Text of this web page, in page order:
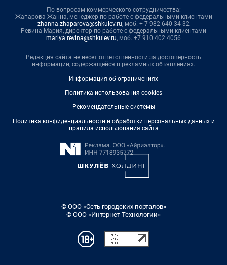
По вопросам коммерческого сотрудничества:
Жапарова Жанна, менеджер по работе с федеральными клиентами
zhanna.zhaparova@shkulev.ru, моб. + 7 982 640 34 32
Ревина Мария, директор по работе с федеральными клиентами
mariya.revina@shkulev.ru, моб. +7 910 402 4056
Редакция сайта не несет ответственности за достоверность
информации, содержащейся в рекламных объявлениях.
Информация об ограничениях
Политика использования cookies
Рекомендательные системы
Политика конфиденциальности и обработки персональных данных и
правила использования сайта
© ООО «Сеть городских порталов»
© ООО «Интернет Технологии»